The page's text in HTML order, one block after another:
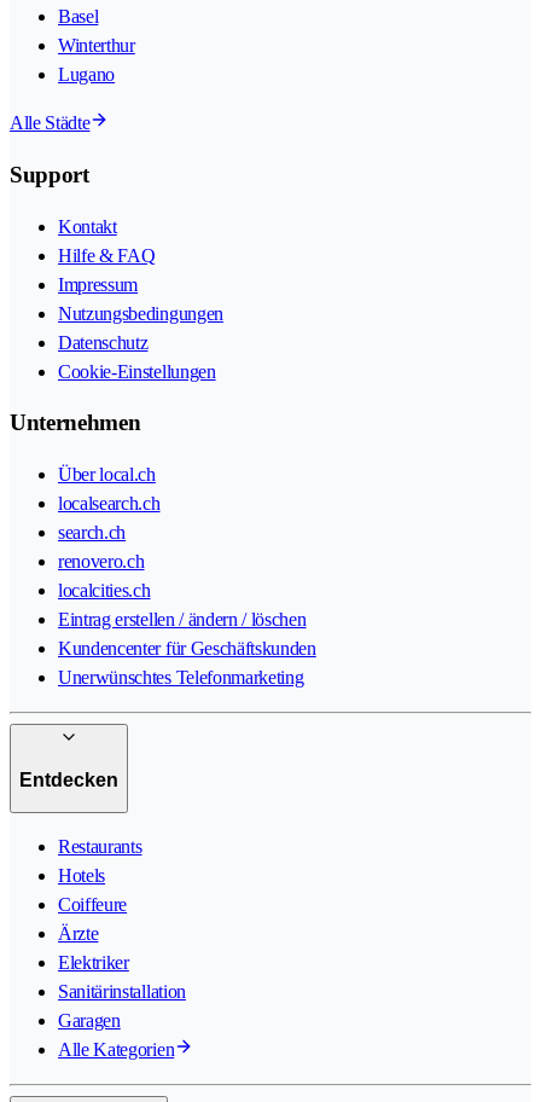
Basel
Winterthur
Lugano
Alle Städte
Support
Kontakt
Hilfe & FAQ
Impressum
Nutzungsbedingungen
Datenschutz
Cookie-Einstellungen
Unternehmen
Über local.ch
localsearch.ch
search.ch
renovero.ch
localcities.ch
Eintrag erstellen / ändern / löschen
Kundencenter für Geschäftskunden
Unerwünschtes Telefonmarketing
Entdecken
Restaurants
Hotels
Coiffeure
Ärzte
Elektriker
Sanitärinstallation
Garagen
Alle Kategorien